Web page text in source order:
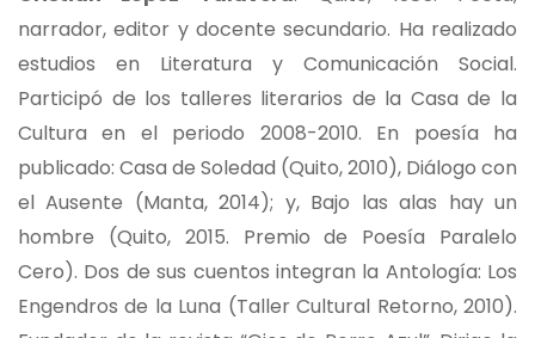
narrador, editor y docente secundario. Ha realizado
estudios en Literatura y Comunicación Social.
Participó de los talleres literarios de la Casa de la
Cultura en el periodo 2008-2010. En poesía ha
publicado: Casa de Soledad (Quito, 2010), Diálogo con
el Ausente (Manta, 2014); y, Bajo las alas hay un
hombre (Quito, 2015. Premio de Poesía Paralelo
Cero). Dos de sus cuentos integran la Antología: Los
Engendros de la Luna (Taller Cultural Retorno, 2010).